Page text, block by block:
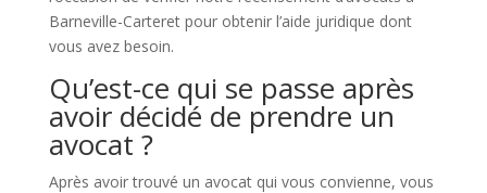
Barneville-Carteret pour obtenir l’aide juridique dont
vous avez besoin.
Qu’est-ce qui se passe après
avoir décidé de prendre un
avocat ?
Après avoir trouvé un avocat qui vous convienne, vous